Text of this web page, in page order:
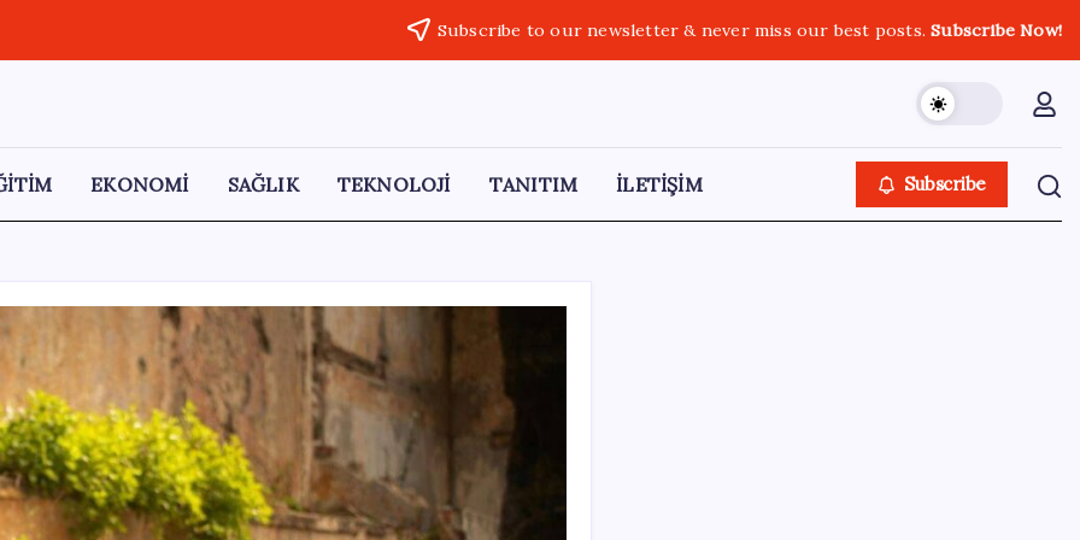
Subscribe to our newsletter & never miss our best posts.Subscribe Now!
EKONOMİ SAĞLIK TEKNOLOJİ TANITIM İLETİŞİM Subscribe